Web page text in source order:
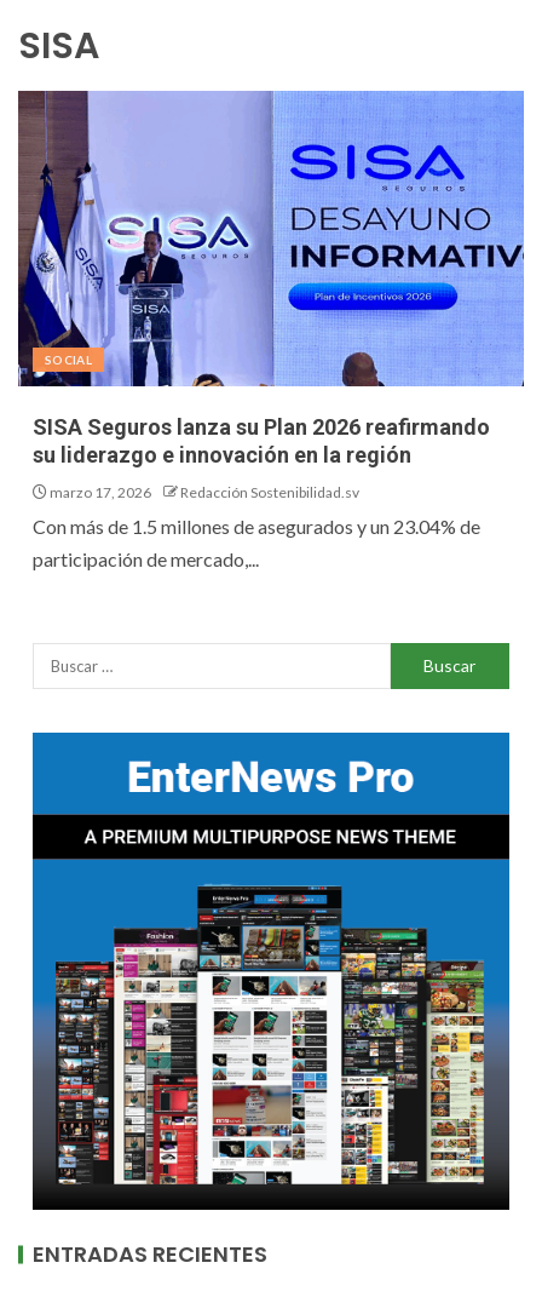
SISA
SOCIAL
SISA Seguros lanza su Plan 2026 reafirmando
su liderazgo e innovación en la región
marzo 17, 2026 Redacción Sostenibilidad.sv
Con más de 1.5 millones de asegurados y un 23.04% de
participación de mercado,...
ENTRADAS RECIENTES